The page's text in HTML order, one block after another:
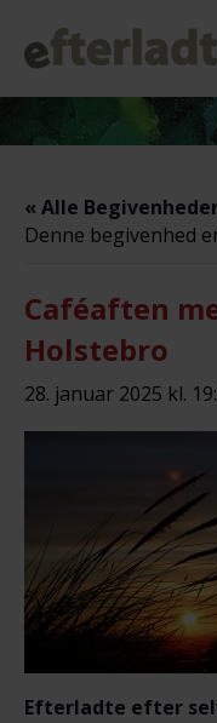
« Alle
Denne begivenhed
Caféaften
Holstebro
28. januar 2025 kl.
Efterladte efter